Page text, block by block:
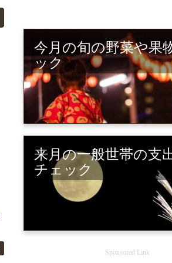
今月の旬の野菜や果
ック
来月の一般世帯の支
チェック
Sponsored Link